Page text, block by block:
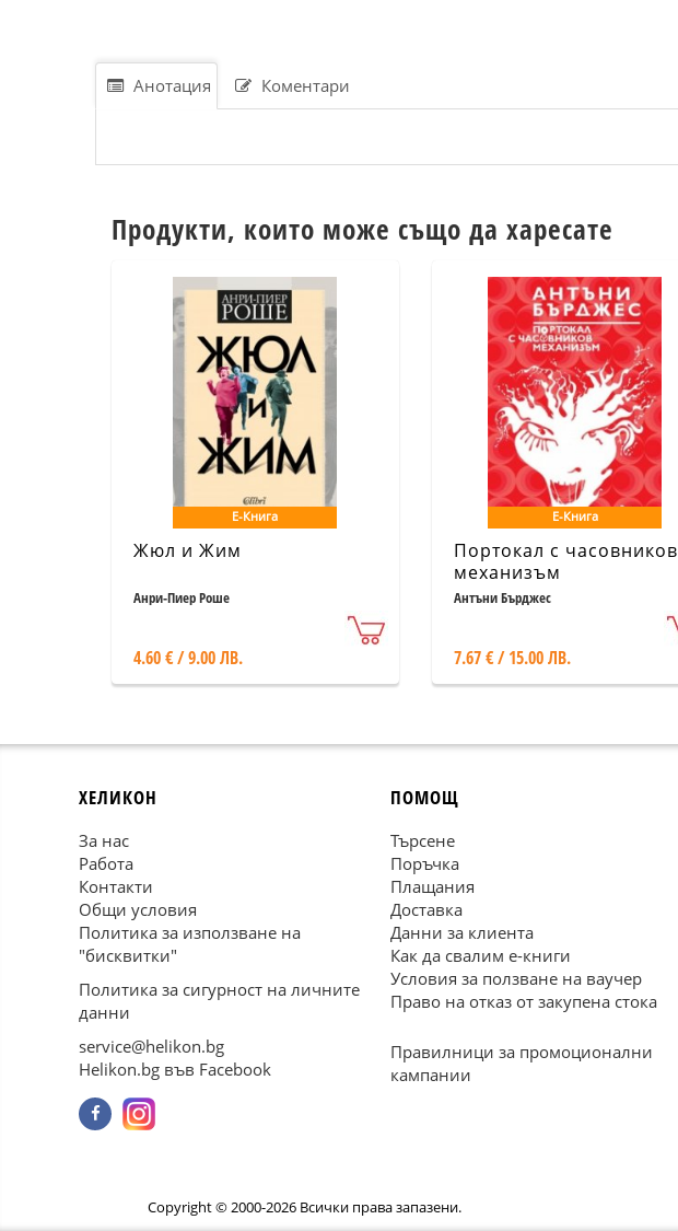
Анотация Коментари
Продукти, които може също да харесате
Е-Книга
Жюл и Жим
Анри-Пиер Роше
4.60 € / 9.00 ЛВ.
Е-Книга
Портокал с часовников
механизъм
Антъни Бърджес
7.67 € / 15.00 ЛВ.
ХЕЛИКОН
За нас
Работа
Контакти
Общи условия
Политика за използване на
"бисквитки"
Политика за сигурност на личните
данни
service@helikon.bg
Helikon.bg във Facebook
ПОМОЩ
Търсене
Поръчка
Плащания
Доставка
Данни за клиента
Как да свалим е-книги
Условия за ползване на ваучер
Право на отказ от закупена стока
Правилници за промоционални
кампании
Copyright © 2000-2026 Всички права запазени.